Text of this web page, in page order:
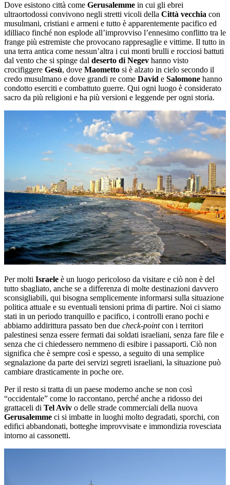
Dove esistono città come Gerusalemme in cui gli ebrei
ultraortodossi convivono negli stretti vicoli della Città vecchia con
musulmani, cristiani e armeni e tutto è apparentemente pacifico ed
idilliaco finché non esplode all’improvviso l’ennesimo conflitto tra le
frange più estremiste che provocano rappresaglie e vittime. Il tutto in
una terra antica come nessun’altra i cui monti brulli e rocciosi battuti
dal vento che si spinge dal deserto di Negev hanno visto
crocifiggere Gesù, dove Maometto si è alzato in cielo secondo il
credo musulmano e dove grandi re come David e Salomone hanno
condotto eserciti e combattuto guerre. Qui ogni luogo è considerato
sacro da più religioni e ha più versioni e leggende per ogni storia.
Per molti Israele è un luogo pericoloso da visitare e ciò non è del
tutto sbagliato, anche se a differenza di molte destinazioni davvero
sconsigliabili, qui bisogna semplicemente informarsi sulla situazione
politica attuale e su eventuali tensioni prima di partire. Noi ci siamo
stati in un periodo tranquillo e pacifico, i controlli erano pochi e
abbiamo addirittura passato ben due check-pointcon i territori
palestinesi senza essere fermati dai soldati israeliani, senza fare file e
senza che ci chiedessero nemmeno di esibire i passaporti. Ciò non
significa che è sempre così e spesso, a seguito di una semplice
segnalazione da parte dei servizi segreti israeliani, la situazione può
cambiare drasticamente in poche ore.
Per il resto si tratta di un paese moderno anche se non così
“occidentale” come lo raccontano, perché anche a ridosso dei
grattaceli di Tel Aviv o delle strade commerciali della nuova
Gerusalemme ci si imbatte in luoghi molto degradati, sporchi, con
edifici abbandonati, botteghe improvvisate e immondizia rovesciata
intorno ai cassonetti.